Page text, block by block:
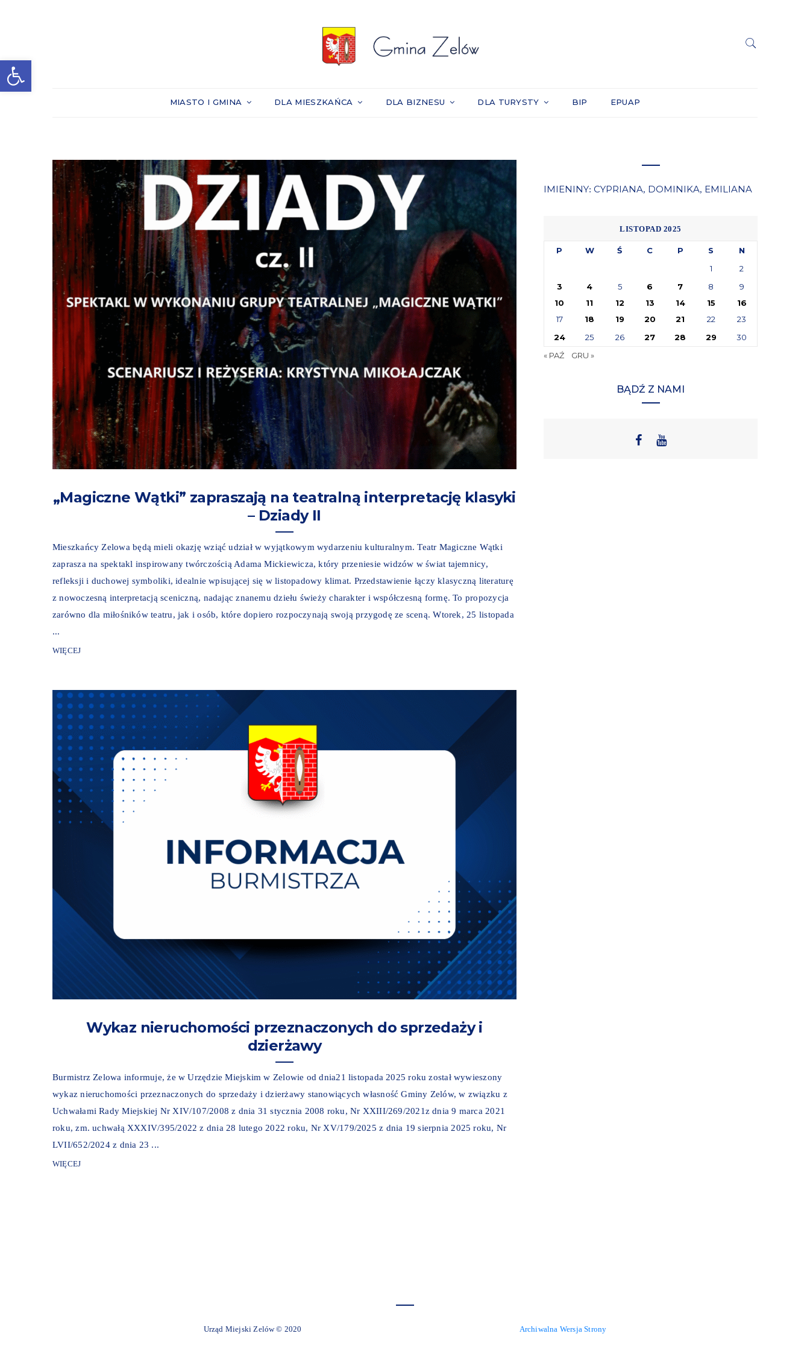
Otwórz pasek narzędzi
MIASTO I GMINA DLA MIESZKAŃCA DLA BIZNESU DLA TURYSTY BIP EPUAP
„Magiczne Wątki” zapraszają na teatralną interpretację klasyki
– Dziady II
Mieszkańcy Zelowa będą mieli okazję wziąć udział w wyjątkowym wydarzeniu kulturalnym. Teatr Magiczne Wątki
zaprasza na spektakl inspirowany twórczością Adama Mickiewicza, który przeniesie widzów w świat tajemnicy,
refleksji i duchowej symboliki, idealnie wpisującej się w listopadowy klimat. Przedstawienie łączy klasyczną literaturę
z nowoczesną interpretacją sceniczną, nadając znanemu dziełu świeży charakter i współczesną formę. To propozycja
zarówno dla miłośników teatru, jak i osób, które dopiero rozpoczynają swoją przygodę ze sceną. Wtorek, 25 listopada
...
WIĘCEJ
Wykaz nieruchomości przeznaczonych do sprzedaży i
dzierżawy
Burmistrz Zelowa informuje, że w Urzędzie Miejskim w Zelowie od dnia21 listopada 2025 roku został wywieszony
wykaz nieruchomości przeznaczonych do sprzedaży i dzierżawy stanowiących własność Gminy Zelów, w związku z
Uchwałami Rady Miejskiej Nr XIV/107/2008 z dnia 31 stycznia 2008 roku, Nr XXIII/269/2021z dnia 9 marca 2021
roku, zm. uchwałą XXXIV/395/2022 z dnia 28 lutego 2022 roku, Nr XV/179/2025 z dnia 19 sierpnia 2025 roku, Nr
LVII/652/2024 z dnia 23 ...
WIĘCEJ
IMIENINY: CYPRIANA, DOMINIKA, EMILIANA
LISTOPAD 2025
P W Ś C P S
N
1
2
3
4 5 6 7 8
9
10
11 12 13 14 15
16
17
18 19 20 21 22
23
24
25 26 27 28 29
30
« PAŹ
GRU »
BĄDŹ Z NAMI
Urząd Miejski Zelów © 2020 Archiwalna Wersja Strony